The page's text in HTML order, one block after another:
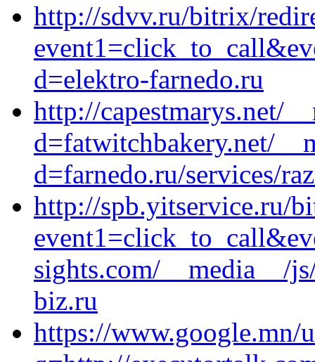
http://sdvv.ru/bitrix/
d=elektro-farnedo.ru
http://capestmarys.net/
d=fatwitchbakery.net/
d=farnedo.ru/services/
http://spb.yitservice.ru/
sights.com/__media__/
biz.ru
https://www.google.mn/